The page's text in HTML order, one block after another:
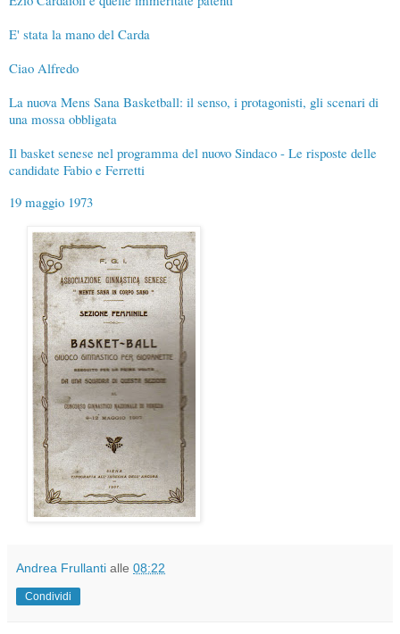
E' stata la mano del Carda
Ciao Alfredo
La nuova Mens Sana Basketball: il senso, i protagonisti, gli scenari di
una mossa obbligata
Il basket senese nel programma del nuovo Sindaco - Le risposte delle
candidate Fabio e Ferretti
19 maggio 1973
Andrea Frullanti alle 08:22
Condividi